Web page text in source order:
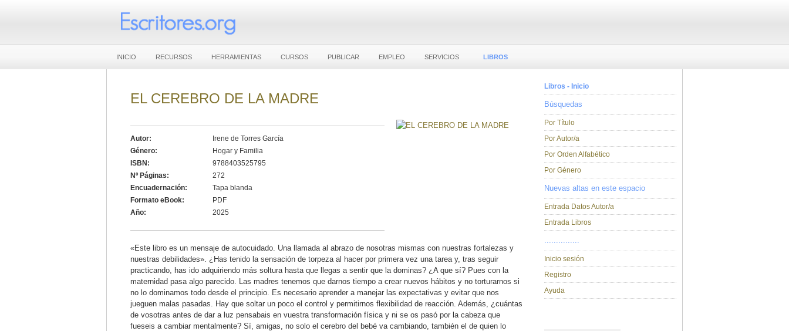
INICIO RECURSOS HERRAMIENTAS CURSOS PUBLICAR EMPLEO SERVICIOS LIBROS
EL CEREBRO DE LA MADRE
Autor:
Irene de Torres García
Género:
Hogar y Familia
ISBN:
9788403525795
Nº Páginas:
272
Encuadernación:
Tapa blanda
Formato eBook:
PDF
Año:
2025
«Este libro es un mensaje de autocuidado. Una llamada al abrazo de nosotras mismas con nuestras fortalezas y
nuestras debilidades». ¿Has tenido la sensación de torpeza al hacer por primera vez una tarea y, tras seguir
practicando, has ido adquiriendo más soltura hasta que llegas a sentir que la dominas? ¿A que sí? Pues con la
maternidad pasa algo parecido. Las madres tenemos que darnos tiempo a crear nuevos hábitos y no torturarnos si
no lo dominamos todo desde el principio. Es necesario aprender a manejar las expectativas y evitar que nos
jueguen malas pasadas. Hay que soltar un poco el control y permitirnos flexibilidad de reacción. Además, ¿cuántas
de vosotras antes de dar a luz pensabais en vuestra transformación física y ni se os pasó por la cabeza que
fueseis a cambiar mentalmente? Sí, amigas, no solo el cerebro del bebé va cambiando, también el de quien lo
Libros - Inicio
Búsquedas
Por Título
Por Autor/a
Por Orden Alfabético
Por Género
Nuevas altas en este espacio
Entrada Datos Autor/a
Entrada Libros
...............
Inicio sesión
Registro
Ayuda